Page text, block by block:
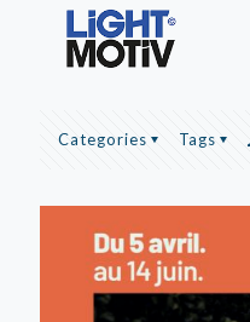
Categories Tags